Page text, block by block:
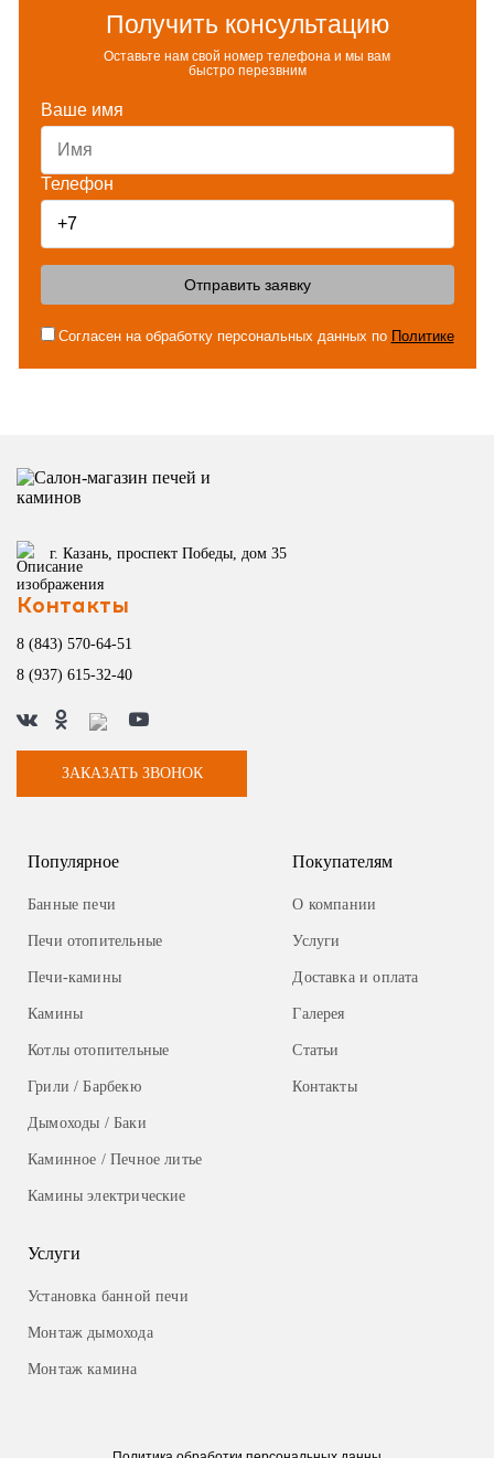
Получить консультацию
Оставьте нам свой номер телефона и мы вам
быстро перезвним
Ваше имя
Телефон
Отправить заявку
Согласен на обработку персональных данных по Политике
г. Казань, проспект Победы, дом 35
Контакты
8 (843) 570-64-51
8 (937) 615-32-40
ЗАКАЗАТЬ ЗВОНОК
Популярное
Банные печи
Печи отопительные
Печи-камины
Камины
Котлы отопительные
Грили / Барбекю
Дымоходы / Баки
Каминное / Печное литье
Камины электрические
Покупателям
О компании
Услуги
Доставка и оплата
Галерея
Статьи
Контакты
Услуги
Установка банной печи
Монтаж дымохода
Монтаж камина